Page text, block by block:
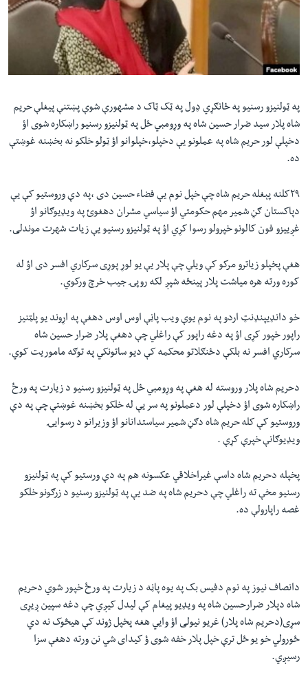
دلته
مرکزي
لټون
واوړئ
اداریه
Learning English
ژبې
په ټولنیزو رسنیو په ځانګړي ډول‌ په ټک ټاک د مشهورې شوې پښتنې پیغلې حریم
شاه پلار سید ضرار حسین شاه په وړومبي ځل په ټولنیزو رسنیو راښکاره شوی اؤ
دخپلې لور حریم شاه په عملونو یې دخپلو،خپلوانو اؤ ټولو خلکو نه بخښنه غوښتې
ده.
۲۹کلنه پېغله حریم شاه چې خپل نوم یې فضاء حسین دی ،په دې وروستیو کې یې
دپاکستان ګڼ شمیر مهم حکومتي اؤ سیاسي مشران دهغوئ په ویډیوګانو اؤ
غږییزو فون کالونو خپرولو رسوا کړي اؤ په ټولنیزو رسنیو یې زیات شهرت موندلی.
هغې پخپلو زیاترو مرکو کې ویلي چې پلار یې یو لوړ پوړی سرکاري افسر دی اؤ له
کوره ورته هره میاشت پلار پینځه شپږ لکه روپۍ جیب خرچ ورکوي.
خو دانډیپنډنټ اردو په نوم یوې ویب پاڼې اوس اوس دهغې په اړوند یو پلټنیز
راپور خپور کړی اؤ‌ په دغه راپور کې راغلي چې دهغې پلار ضرار حسین شاه
سرکاري افسر نه بلکې دځنګلاتو محکمه کې دیو ساتونکي په توګه ماموریت کوي.
دحریم شاه پلار وروسته له هغې په وړومبي ځل په ټولنیزو رسنیو د زیارت په ورځ
راښکاره شوی اؤ دخپلې لور دعملونو په سر یې له خلکو بخښنه غوښتې چې په دې
وروستیو کې کله حریم شاه دګڼ شمیر سیاستدانانو اؤ وزیرانو د رسوایۍ
ویډيوګانې خپرې کړې .
پخپله دحریم شاه داسې غیراخلاقي عکسونه هم په دې ورستیو کې په ټولنیزو
رسنیو مخې ته راغلي چې دحریم شاه په ضد یې په ټولنیزو رسنیو د زرګونو خلکو
غصه راپارولې ده.
دانصاف نیوز په نوم دفیس بک په یوه پاڼه د زیارت په ورځ خپور شوي دحریم
شاه دپلار ضرارحسین شاه په ویډیو پیغام کې لیدل کیږي چې دغه سپین ږیړی
سړی(دحریم شاه پلار) غریو نیولی اؤ وایي هغه پخپل ژوند کې هیڅوک نه دي
ځورولي خو یو ځل ترې خپل پلار خفه شوی ؤ کیدای شي نن ورته دهغې سزا
رسیږي.